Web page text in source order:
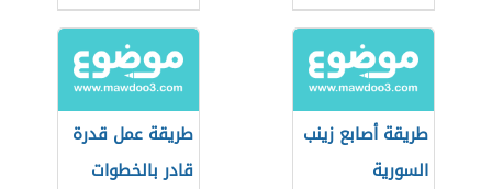
طريقة أصابع زينب
السورية
طريقة عمل قدرة
قادر بالخطوات